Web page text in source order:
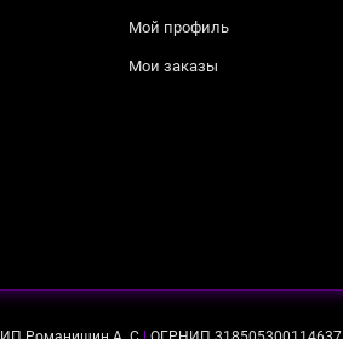
Мой профиль
Мои заказы